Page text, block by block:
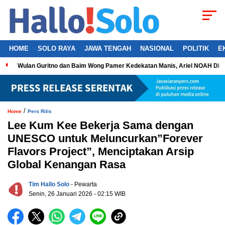
HOME SOLO RAYA JAWA TENGAH NASIONAL POLITIK
Wulan Guritno dan Baim Wong Pamer Kedekatan Manis, Ariel NOAH
Home / Pers Rilis
Lee Kum Kee Bekerja Sama dengan
UNESCO untuk Meluncurkan”Forever
Flavors Project”, Menciptakan Arsip
Global Kenangan Rasa
Tim Hallo Solo - Pewarta
Senin, 26 Januari 2026 - 02:15 WIB